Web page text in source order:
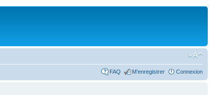
FAQ M’enregistrer Connexion